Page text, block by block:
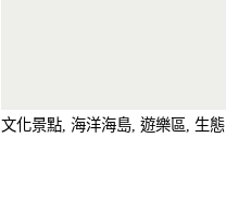
文化景點, 海洋海島, 遊樂區, 生態